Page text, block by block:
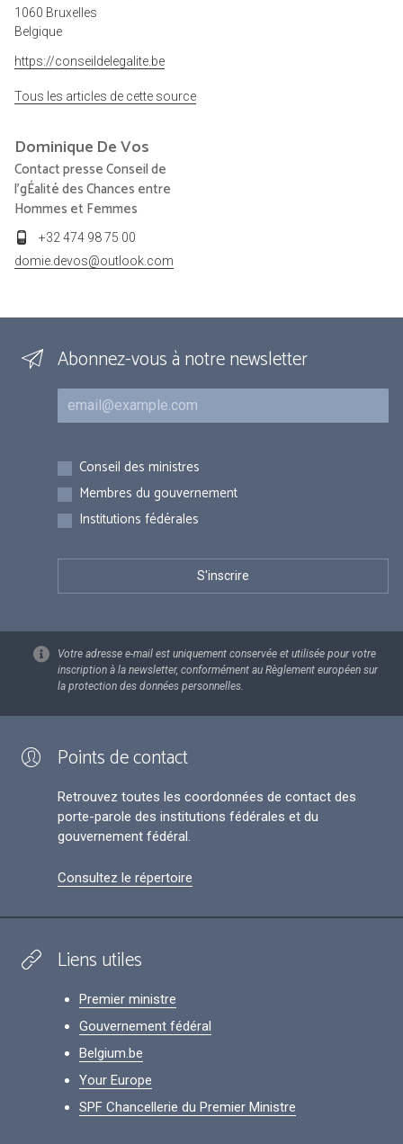
1060 Bruxelles
Belgique
https://conseildelegalite.be
Tous les articles de cette source
Dominique De Vos
Contact presse Conseil de
l'gÉalité des Chances entre
Hommes et Femmes
+32 474 98 75 00
domie.devos@outlook.com
Abonnez-vous à notre newsletter
Courriel
Inscriptions
Conseil des ministres
Membres du gouvernement
Institutions fédérales
Votre adresse e-mail est uniquement conservée et utilisée pour votre
inscription à la newsletter, conformément au Règlement européen sur
la protection des données personnelles.
Points de contact
Retrouvez toutes les coordonnées de contact des
porte-parole des institutions fédérales et du
gouvernement fédéral.
Consultez le répertoire
Liens utiles
Premier ministre
Gouvernement fédéral
Belgium.be
Your Europe
SPF Chancellerie du Premier Ministre